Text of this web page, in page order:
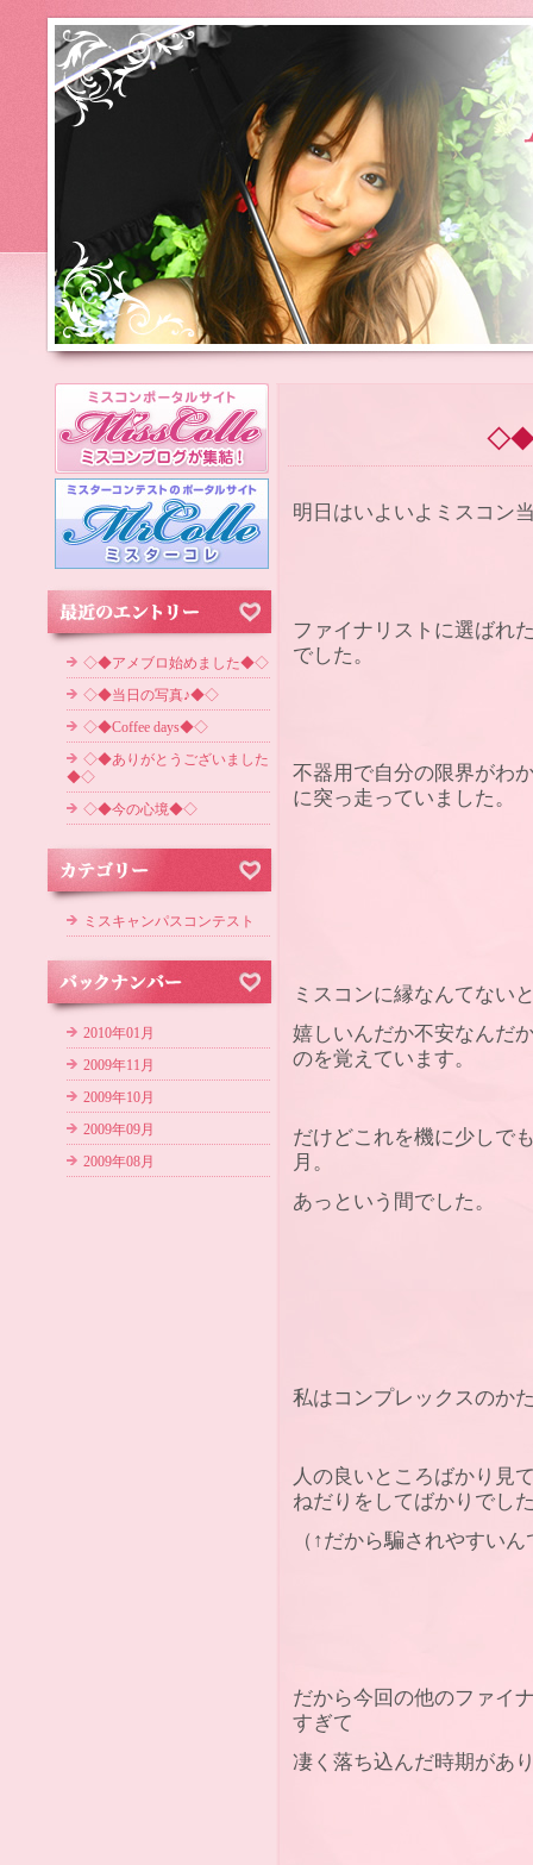
◇◆
明日はいよいよミスコン
ファイナリストに選ばれ
でした。
不器用で自分の限界がわ
に突っ走っていました。
ミスコンに縁なんてない
嬉しいんだか不安なんだ
のを覚えています。
だけどこれを機に少しで
月。
あっという間でした。
私はコンプレックスのか
人の良いところばかり見
ねだりをしてばかりでし
（↑だから騙されやすい
だから今回の他のファイ
すぎて
凄く落ち込んだ時期があ
◇◆アメブロ始めました◆◇
◇◆当日の写真♪◆◇
◇◆Coffee days◆◇
◇◆ありがとうございました
◆◇
◇◆今の心境◆◇
ミスキャンパスコンテスト
2010年01月
2009年11月
2009年10月
2009年09月
2009年08月